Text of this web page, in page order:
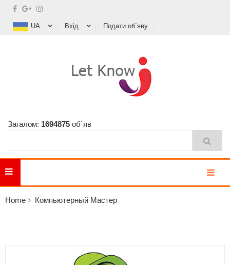
UA Вхід Подати об`яву
Загалом: 1694875 об`яв
Home Компьютерный Мастер